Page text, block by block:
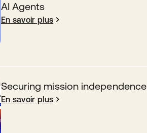
AI Agents
En savoir plus
Securing mission independence
En savoir plus